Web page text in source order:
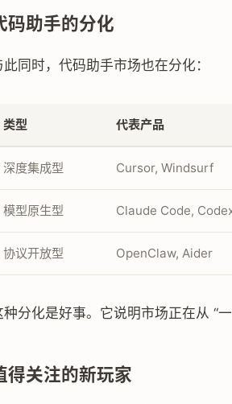
码助手的分化
此同时，代码助手市场也在分化：
类型 代表产品
深度集成型 Cursor, Windsurf
模型原生型 Claude Code,
协议开放型 OpenClaw, Aider
种分化是好事。它说明市场正在从 “一
得关注的新玩家